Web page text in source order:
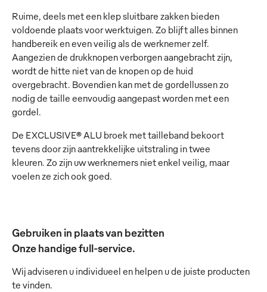
Ruime, deels met een klep sluitbare zakken bieden
voldoende plaats voor werktuigen. Zo blijft alles binnen
handbereik en even veilig als de werknemer zelf.
Aangezien de drukknopen verborgen aangebracht zijn,
wordt de hitte niet van de knopen op de huid
overgebracht. Bovendien kan met de gordellussen zo
nodig de taille eenvoudig aangepast worden met een
gordel.
De EXCLUSIVE® ALU broek met tailleband bekoort
tevens door zijn aantrekkelijke uitstraling in twee
kleuren. Zo zijn uw werknemers niet enkel veilig, maar
voelen ze zich ook goed.
Gebruiken in plaats van bezitten
Onze handige full-service.
Wij adviseren u individueel en helpen u de juiste producten
te vinden.